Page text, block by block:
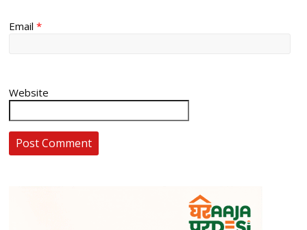
Email*
Website